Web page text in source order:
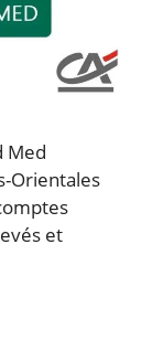
Med
Orientales
et